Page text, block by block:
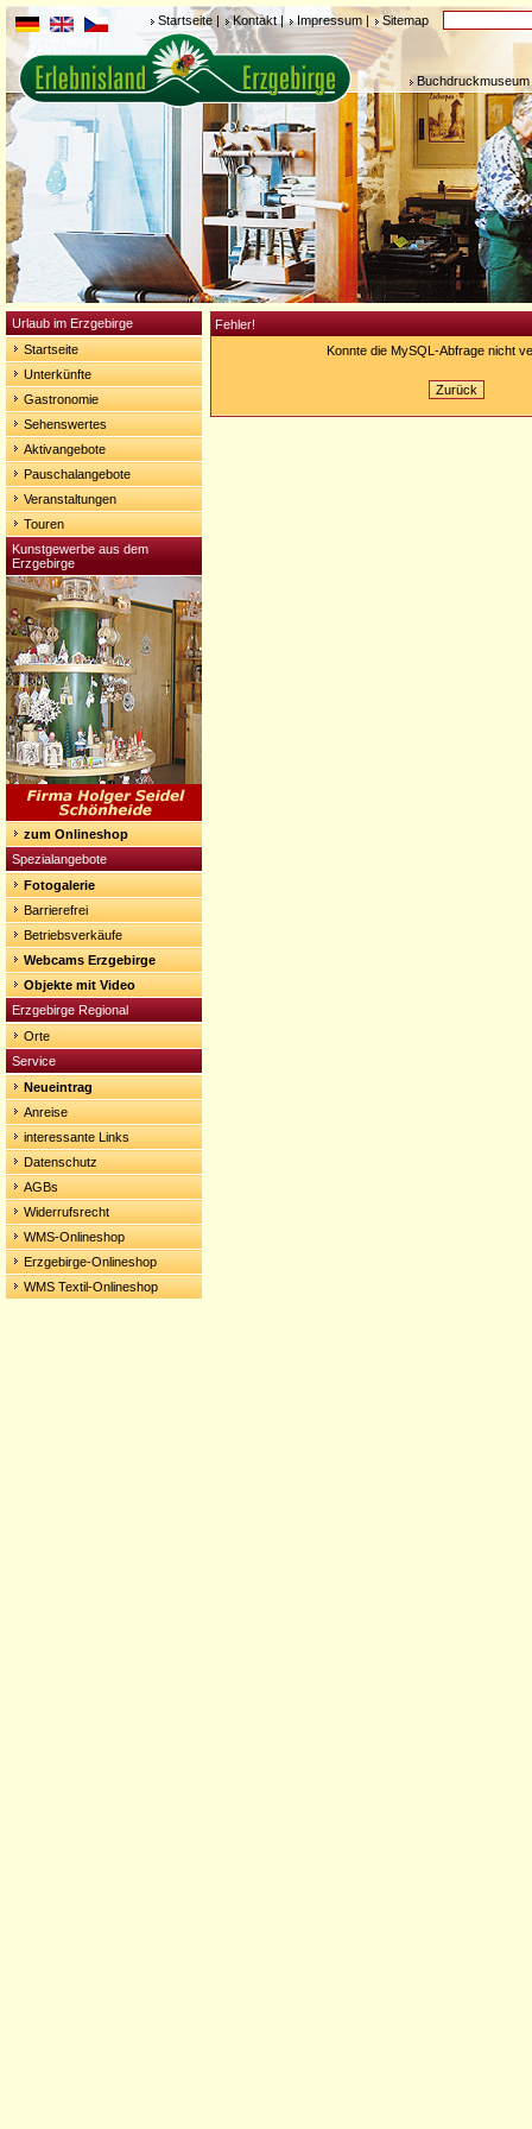
Startseite | Kontakt | Impressum | Sitemap
Urlaub im Erzgebirge
Startseite
Unterkünfte
Gastronomie
Sehenswertes
Aktivangebote
Pauschalangebote
Veranstaltungen
Touren
Kunstgewerbe aus dem
Erzgebirge
zum Onlineshop
Spezialangebote
Fotogalerie
Barrierefrei
Betriebsverkäufe
Webcams Erzgebirge
Objekte mit Video
Erzgebirge Regional
Orte
Service
Neueintrag
Anreise
interessante Links
Datenschutz
AGBs
Widerrufsrecht
WMS-Onlineshop
Erzgebirge-Onlineshop
WMS Textil-Onlineshop
Fehler!
Konnte die MySQL-Abfrage nicht
Zurück